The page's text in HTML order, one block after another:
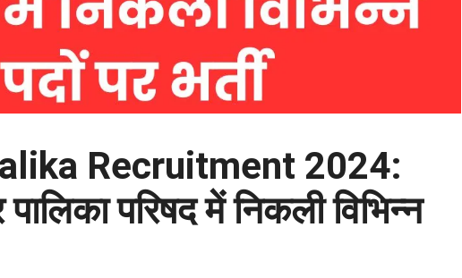
Recruitment 2024:
परिषद में निकली विभिन्न